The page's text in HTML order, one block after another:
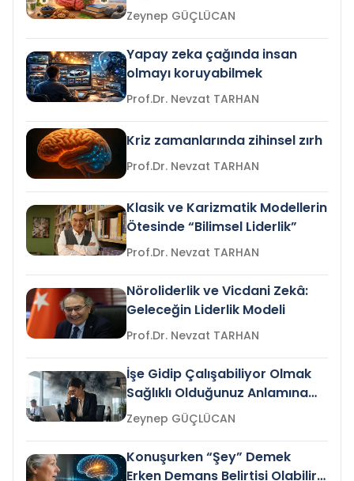
Zeynep GÜÇLÜCAN
Yapay zeka çağında insan
olmayı koruyabilmek
Prof.Dr. Nevzat TARHAN
Kriz zamanlarında zihinsel zırh
Prof.Dr. Nevzat TARHAN
Klasik ve Karizmatik Modellerin
Ötesinde “Bilimsel Liderlik”
Prof.Dr. Nevzat TARHAN
Nöroliderlik ve Vicdani Zekâ:
Geleceğin Liderlik Modeli
Prof.Dr. Nevzat TARHAN
İşe Gidip Çalışabiliyor Olmak
Sağlıklı Olduğunuz Anlamına
Gelir mi?Zeynep GÜÇLÜCAN
Konuşurken “Şey” Demek
Erken Demans Belirtisi Olabilir